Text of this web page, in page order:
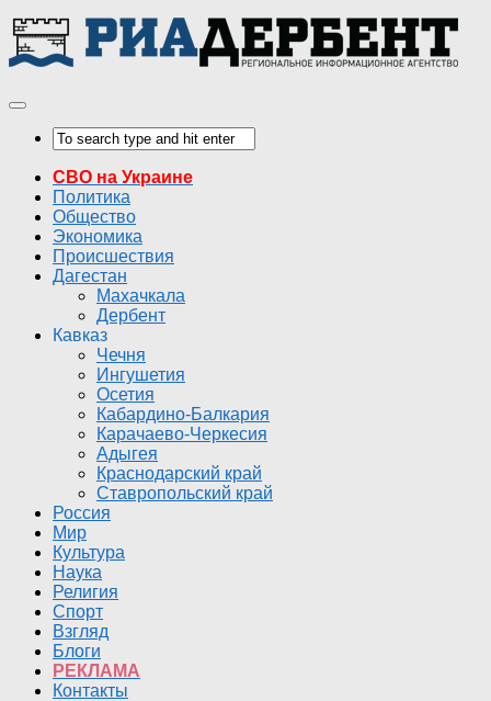
СВО на Украине
Политика
Общество
Экономика
Происшествия
Дагестан
Махачкала
Дербент
Кавказ
Чечня
Ингушетия
Осетия
Кабардино-Балкария
Карачаево-Черкесия
Адыгея
Краснодарский край
Ставропольский край
Россия
Мир
Культура
Наука
Религия
Спорт
Взгляд
Блоги
РЕКЛАМА
Контакты